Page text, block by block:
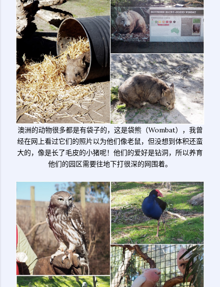
澳洲的动物很多都是有袋子的，这是袋熊（Wombat），我曾
经在网上看过它们的照片以为他们像老鼠，但没想到体积还蛮
大的，像是长了毛皮的小猪呢！他们的爱好是钻洞，所以养育
他们的园区需要往地下打很深的网围着。